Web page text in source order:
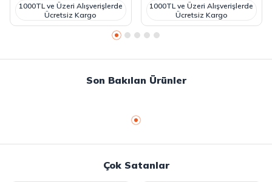
1000TL ve Üzeri Alışverişlerde
Ücretsiz Kargo
1000TL ve Üzeri Alışverişlerde
Ücretsiz Kargo
Son Bakılan Ürünler
Çok Satanlar